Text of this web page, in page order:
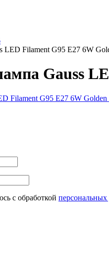
LED Filament G95 E27 6W
Gauss
с обработкой